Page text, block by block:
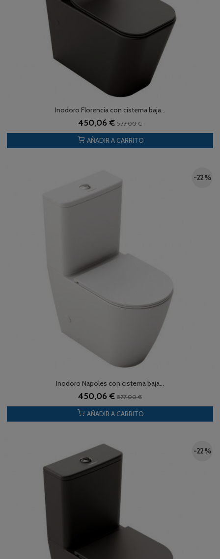
Inodoro Florencia con cisterna baja...
450,06 € 577,00 €
AÑADIR A CARRITO
-22 %
Inodoro Napoles con cisterna baja...
450,06 € 577,00 €
AÑADIR A CARRITO
-22 %